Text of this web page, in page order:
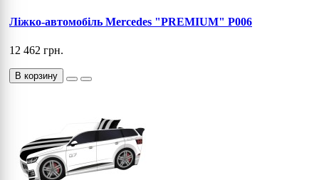
Ліжко-автомобіль Mercedes "PREMIUM" P006
12 462 грн.
В корзину